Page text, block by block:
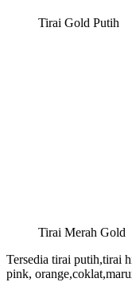
Tirai Gold Putih
Tirai Merah Gold
Tersedia tirai putih,tirai
pink,